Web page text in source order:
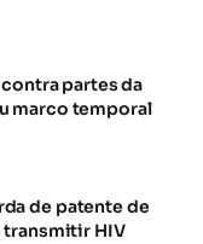
partes da
marco temporal
de patente de
transmitir HIV